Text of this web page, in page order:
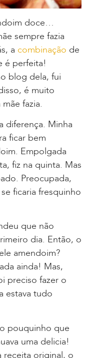
doce…
sempre fazia
a combinação de
é perfeita!
blog dela, fui
é muito
fazia.
diferença. Minha
ficar bem
Empolgada
fiz na quinta. Mas
Preocupada,
ficaria fresquinho
que não
dia. Então, o
amendoim?
ainda! Mas,
preciso fazer o
estava tudo
pouquinho que
uma delicia!
receita original, o